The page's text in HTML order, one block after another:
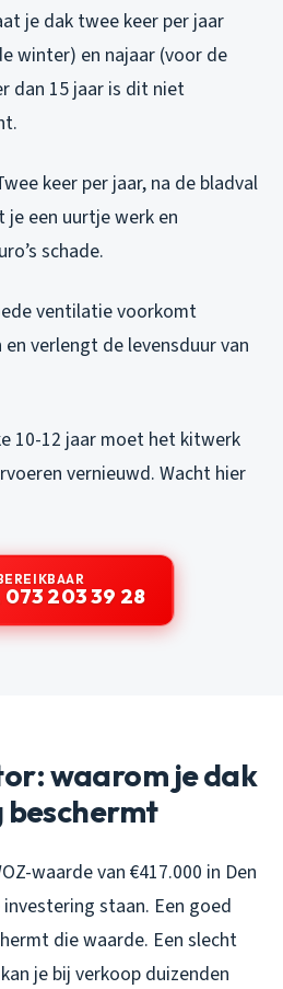
je dak twee keer per jaar
winter) en najaar (voor de
dan 15 jaar is dit niet
keer per jaar, na de bladval
een uurtje werk en
schade.
ventilatie voorkomt
verlengt de levensduur van
10-12 jaar moet het kitwerk
vernieuwd. Wacht hier
073 203 39 28
waarom je dak
beschermt
waarde van €417.000 in Den
staan. Een goed
die waarde. Een slecht
je bij verkoop duizenden